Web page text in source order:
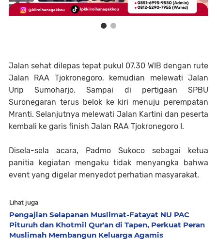
Jalan sehat dilepas tepat pukul 07.30 WIB dengan rute
Jalan RAA Tjokronegoro, kemudian melewati Jalan
Urip Sumoharjo. Sampai di pertigaan SPBU
Suronegaran terus belok ke kiri menuju perempatan
Mranti. Selanjutnya melewati Jalan Kartini dan peserta
kembali ke garis finish Jalan RAA Tjokronegoro I.
Disela-sela acara, Padmo Sukoco sebagai ketua
panitia kegiatan mengaku tidak menyangka bahwa
event yang digelar menyedot perhatian masyarakat.
Lihat juga
Pengajian Selapanan Muslimat-Fatayat NU PAC
Pituruh dan Khotmil Qur'an di Tapen, Perkuat Peran
Muslimah Membangun Keluarga Agamis